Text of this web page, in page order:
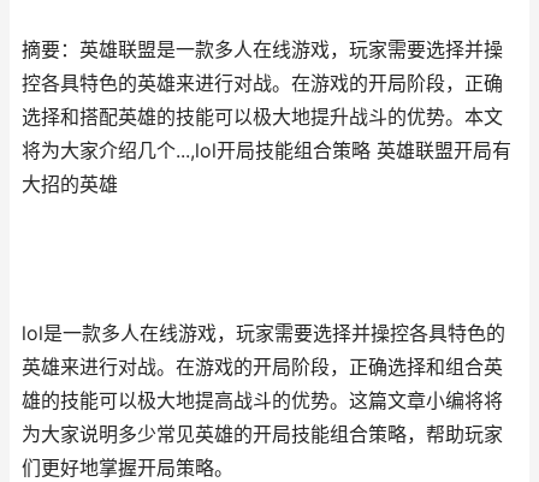
摘要：英雄联盟是一款多人在线游戏，玩家需要选择并操
控各具特色的英雄来进行对战。在游戏的开局阶段，正确
选择和搭配英雄的技能可以极大地提升战斗的优势。本文
将为大家介绍几个...,lol开局技能组合策略 英雄联盟开局有
大招的英雄
lol是一款多人在线游戏，玩家需要选择并操控各具特色的
英雄来进行对战。在游戏的开局阶段，正确选择和组合英
雄的技能可以极大地提高战斗的优势。这篇文章小编将将
为大家说明多少常见英雄的开局技能组合策略，帮助玩家
们更好地掌握开局策略。